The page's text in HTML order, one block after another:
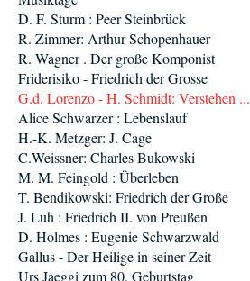
D. F. Sturm : Peer Steinbrück
R. Zimmer: Arthur Schopenhauer
R. Wagner . Der große Komponist
Friderisiko - Friedrich der Grosse
G.d. Lorenzo - H. Schmidt: Verstehen ...
Alice Schwarzer : Lebenslauf
H.-K. Metzger: J. Cage
C.Weissner: Charles Bukowski
M. M. Feingold : Überleben
T. Bendikowski: Friedrich der Große
J. Luh : Friedrich II. von Preußen
D. Holmes : Eugenie Schwarzwald
Gallus - Der Heilige in seiner Zeit
Urs Jaeggi zum 80. Geburtstag